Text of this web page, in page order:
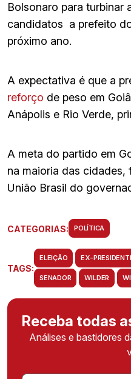
Bolsonaro para turbinar
candidatos a prefeito
próximo ano.
A expectativa é que a
reforço de peso em
Anápolis e Rio Verde,
A meta do partido em
na maioria das cidades,
União Brasil do
CATEGORIAS: POLÍTICA
TAGS:
ELEIÇÃO EX-
SENADOR WILDER
Receba todas
Análises e bastidores